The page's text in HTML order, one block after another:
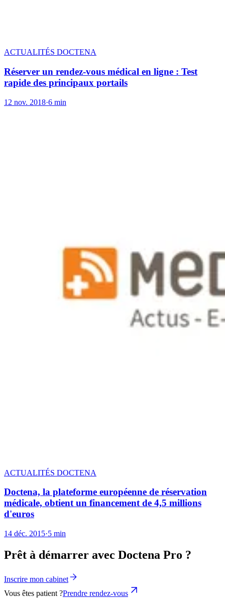
ACTUALITÉS DOCTENA
Réserver un rendez-vous médical en ligne : Test
rapide des principaux portails
12 nov. 2018·6 min
ACTUALITÉS DOCTENA
Doctena, la plateforme européenne de réservation
médicale, obtient un financement de 4,5 millions
d'euros
14 déc. 2015·5 min
Prêt à démarrer avec Doctena Pro ?
Inscrire mon cabinet
Vous êtes patient ?Prendre rendez-vous